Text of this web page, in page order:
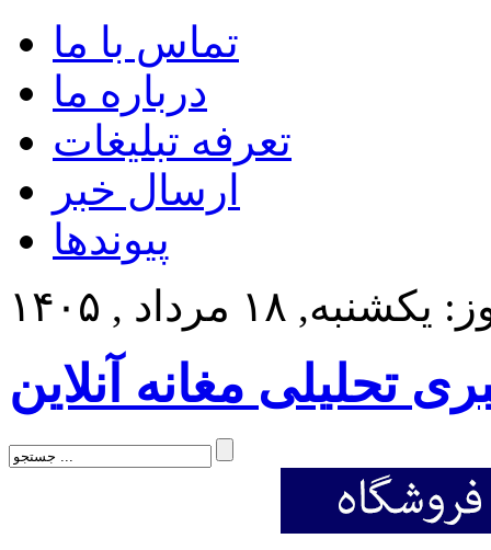
تماس با ما
درباره ما
تعرفه تبلیغات
ارسال خبر
پیوندها
۱۸ مرداد , ۱۴۰۵
تحلیلی مغانه آنلاین